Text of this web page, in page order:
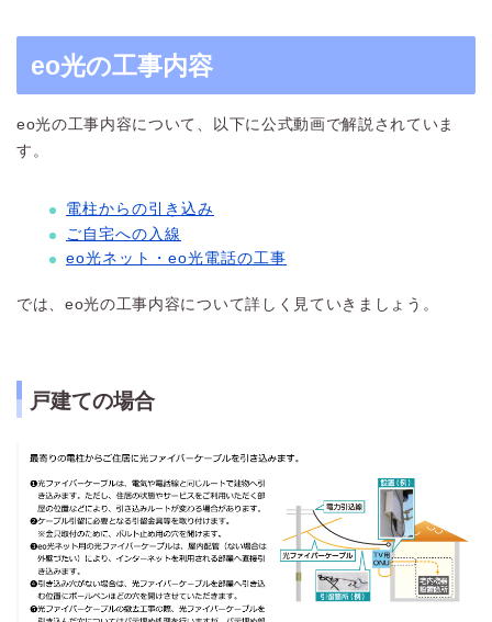
eo光の工事内容
eo光の工事内容について、以下に公式動画で解説されていま
す。
電柱からの引き込み
ご自宅への入線
eo光ネット・eo光電話の工事
では、eo光の工事内容について詳しく見ていきましょう。
戸建ての場合